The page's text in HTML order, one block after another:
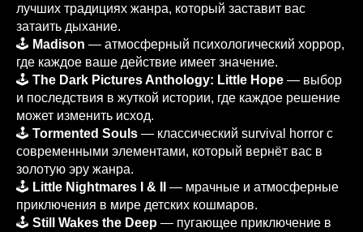
лучших традициях жанра, который заставит вас
затаить дыхание.
🕹️ Madison — атмосферный психологический хоррор,
где каждое ваше действие имеет значение.
🕹️ The Dark Pictures Anthology: Little Hope — выбор
и последствия в жуткой истории, где каждое решение
может изменить исход.
🕹️ Tormented Souls — классический survival horror с
современными элементами, который вернёт вас в
золотую эру жанра.
🕹️ Little Nightmares I & II
— мрачные и атмосферные
приключения в мире детских кошмаров.
🕹️ Still Wakes the Deep — пугающее приключение в